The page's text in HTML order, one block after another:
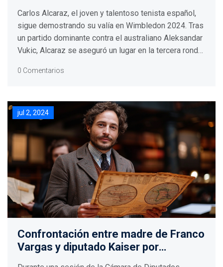
Carlos Alcaraz, el joven y talentoso tenista español,
sigue demostrando su valía en Wimbledon 2024. Tras
un partido dominante contra el australiano Aleksandar
Vukic, Alcaraz se aseguró un lugar en la tercera ronda
seguidos, Alcaraz impresionó con su habilidad y
0 Comentarios
jul 2, 2024
Confrontación entre madre de Franco
Vargas y diputado Kaiser por